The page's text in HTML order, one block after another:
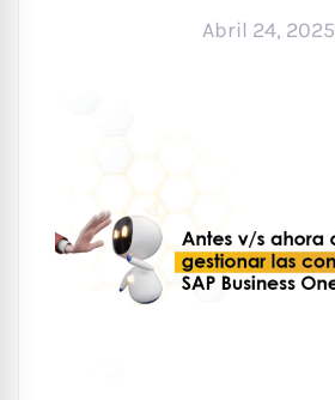
Abril 24, 2025